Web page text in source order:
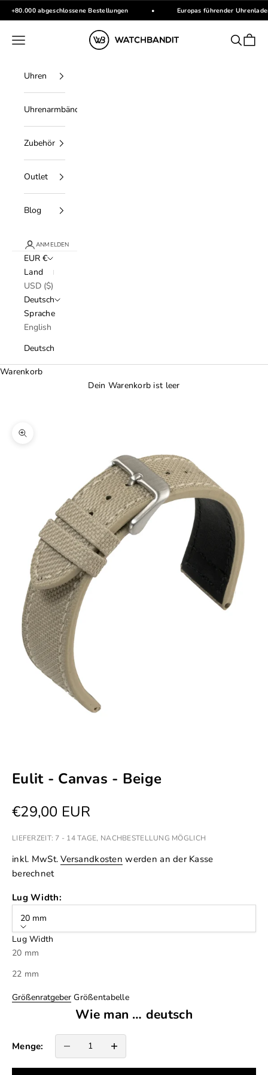
Zum Inhalt springen
+80.000 abgeschlossene Bestellungen • Europas führender
WATCHBANDIT
Menü Suchen
Uhren
Uhrenarmbänder
Zubehör
Outlet
Blog
ANMELDEN
EUR €
Land
USD ($)
Deutsch
Sprache
English
Deutsch
Warenkorb
Dein Warenkorb ist leer
Bild vergrößern
Eulit - Canvas - Beige
Angebot
€29,00 EUR
LIEFERZEIT: 7 - 14 TAGE, NACHBESTELLUNG MÖGLICH
inkl. MwSt.Versandkosten werden an der Kasse
berechnet
Lug Width:
20 mm
Lug Width
20 mm
22 mm
Größenratgeber Größentabelle
Wie man … deutsch
Menge: Anzahl verringernAnzahl erhöhen